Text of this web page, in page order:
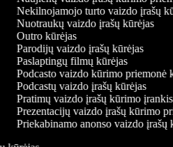
Nekilnojamojo turto vaizdo įrašų
Nuotraukų vaizdo įrašų kūrėjas
Outro kūrėjas
Parodijų vaizdo įrašų kūrėjas
Paslaptingų filmų kūrėjas
Podcasto vaizdo kūrimo priemonė
Podcastų vaizdo įrašų kūrėjas
Pratimų vaizdo įrašų kūrimo įrankis
Prezentacijų vaizdo įrašų kūrimo
Priekabinamo anonso vaizdo įrašų